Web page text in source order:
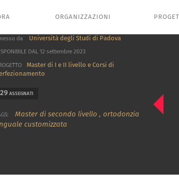
ORGANIZZAZIONI
da Università degli Studi di Padova
DAL 12 settembre 2023
Master di I e II livello e Corsi di
29 ASSEGNATI
Master di secondo livello ,ortodonzia
customizzata